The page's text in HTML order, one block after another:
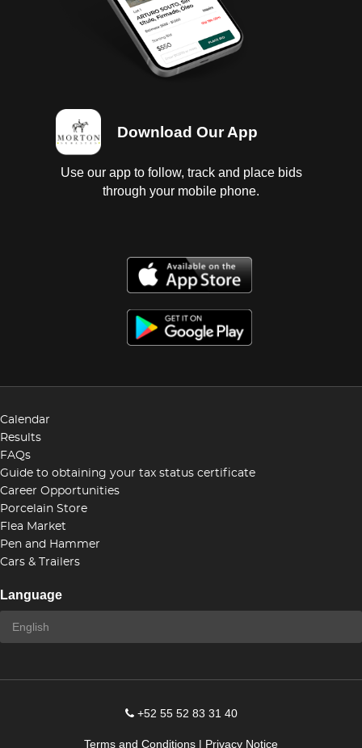
funcionamiento, motor a gasolina, con fuga de
aceite, falta bateria, llave, tapones, bomba para
frenos, mangueras para radiador, cables para bujias,
cuerpo de aceleracion, alternador y marcha;
transmision estandar desmontada dañada y con
rotos; instrumentos regulares, tablero regular con
faltantes; suspension de amortiguador sin probar;
chasis con corrosion; carroceria con golpes ligeros y
corrosion, laterales de batea, puerta de batea,
cuartos direccionales traseros, puertas de cabina,
estrellado; 4 llantas lisas y dañadas.
Download Our App
Use our app to follow, track and place bids
through your mobile phone.
Calendar
Results
FAQs
Guide to obtaining your tax status certificate
Career Opportunities
Porcelain Store
Flea Market
Pen and Hammer
Cars & Trailers
Language
+52 55 52 83 31 40
Terms and Conditions | Privacy Notice